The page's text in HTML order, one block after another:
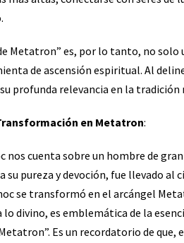
Metatron” es, por lo tanto, no
de ascensión espiritual. Al
profunda relevancia en la tradición
en Metatron:
nos cuenta sobre un hombre de
a su pureza y devoción, fue llevado
se transformó en el arcángel
divino, es emblemática de la
Es un recordatorio de